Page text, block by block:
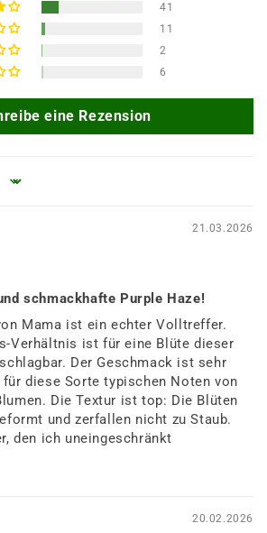
41
11
2
6
eine Rezension
21.03.2026
schmackhafte Purple Haze!
Mama ist ein echter Volltreffer.
Verhältnis ist für eine Blüte dieser
Der Geschmack ist sehr
für diese Sorte typischen Noten von
Die Textur ist top: Die Blüten
und zerfallen nicht zu Staub.
den ich uneingeschränkt
20.02.2026